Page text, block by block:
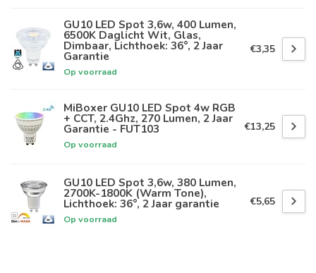
GU10 LED Spot 3,6w, 400 Lumen,
6500K Daglicht Wit, Glas,
Dimbaar, Lichthoek: 36°, 2 Jaar
Garantie
Op voorraad
€3,35
MiBoxer GU10 LED Spot 4w RGB
+ CCT, 2.4Ghz, 270 Lumen, 2 Jaar
Garantie - FUT103
Op voorraad
€13,25
GU10 LED Spot 3,6w, 380 Lumen,
2700K-1800K (Warm Tone),
Lichthoek: 36°, 2 Jaar garantie
Op voorraad
€5,65